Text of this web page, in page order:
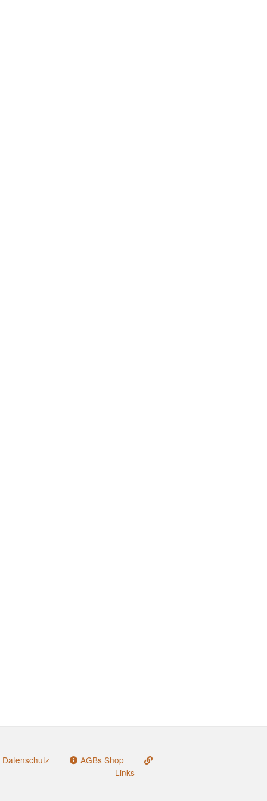
Datenschutz
AGBs Shop
Links